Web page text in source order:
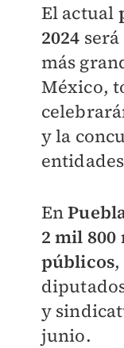
El actual
2024
más
México,
y la
En
2 mil 800
públicos
y
junio.